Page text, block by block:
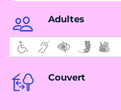
Adultes
Couvert